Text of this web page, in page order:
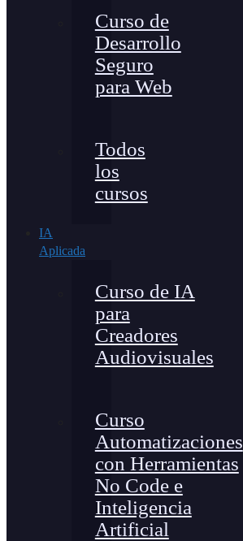
Curso de
Desarrollo
Seguro
para Web
Todos
los
cursos
IA
Aplicada
Curso de IA
para
Creadores
Audiovisuales
Curso
Automatizaciones
con Herramientas
No Code e
Inteligencia
Artificial